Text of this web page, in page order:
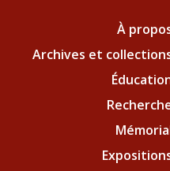
À
Archives et